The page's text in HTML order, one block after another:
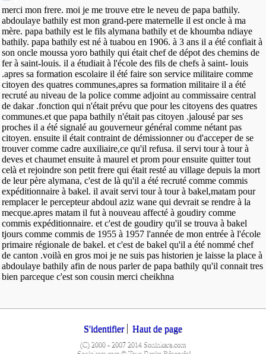
merci mon frere. moi je me trouve etre le neveu de papa bathily.
abdoulaye bathily est mon grand-pere maternelle il est oncle à ma
mère. papa bathily est le fils alymana bathily et de khoumba ndiaye
bathily. papa bathily est né à tuabou en 1906. à 3 ans il a été confiait à
son oncle moussa yoro bathily qui était chef de dépot des chemins de
fer à saint-louis. il a étudiait à l'école des fils de chefs à saint- louis
.apres sa formation escolaire il été faire son service militaire comme
citoyen des quatres communes,apres sa formation militaire il a été
recruté au niveau de la police comme adjoint au commissaire central
de dakar .fonction qui n'était prévu que pour les citoyens des quatres
communes.et que papa bathily n'était pas citoyen .jalousé par ses
proches il a été signalé au gouverneur général comme nétant pas
citoyen. ensuite il était contraint de démissionner ou d'acceper de se
trouver comme cadre auxiliaire,ce qu'il refusa. il servi tour à tour à
deves et chaumet ensuite à maurel et prom pour ensuite quitter tout
celà et rejoindre son petit frere qui était resté au village depuis la mort
de leur père alymana, c'est de là qu'il a été recruté comme commis
expéditionnaire à bakel. il avait servi tour à tour à bakel,matam pour
remplacer le percepteur abdoul aziz wane qui devrait se rendre à la
mecque.apres matam il fut à nouveau affecté à goudiry comme
commis expéditionnaire. et c'est de goudiry qu'il se trouva à bakel
tjours comme commis de 1955 à 1957 l'année de mon entrée à l'école
primaire régionale de bakel. et c'est de bakel qu'il a été nommé chef
de canton .voilà en gros moi je ne suis pas historien je laisse la place à
abdoulaye bathily afin de nous parler de papa bathily qu'il connait tres
bien parceque c'est son cousin merci cheikhna
S'identifier Haut de page
(C) 2000 - 2007 2014 Soninkara.com